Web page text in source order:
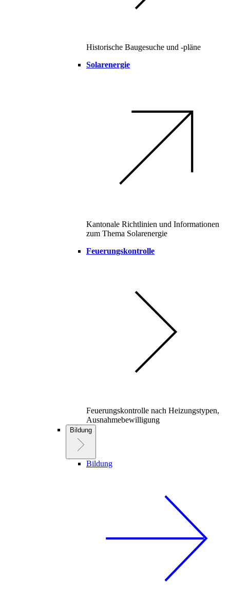
Historische Baugesuche und -pläne
Solarenergie
Kantonale Richtlinien und Informationen
zum Thema Solarenergie
Feuerungskontrolle
Feuerungskontrolle nach Heizungstypen,
Ausnahmebewilligung
Bildung
Bildung